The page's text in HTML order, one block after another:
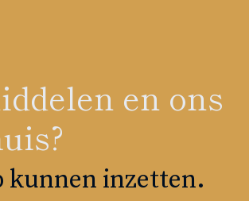
en ons
kunnen inzetten.